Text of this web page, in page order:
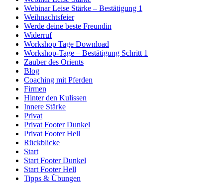
Webinar Leise Stärke – Bestätigung 1
Weihnachtsfeier
Werde deine beste Freundin
Widerruf
Workshop Tage Download
Workshop-Tage – Bestätigung Schritt 1
Zauber des Orients
Blog
Coaching mit Pferden
Firmen
Hinter den Kulissen
Innere Stärke
Privat
Privat Footer Dunkel
Privat Footer Hell
Rückblicke
Start
Start Footer Dunkel
Start Footer Hell
Tipps & Übungen